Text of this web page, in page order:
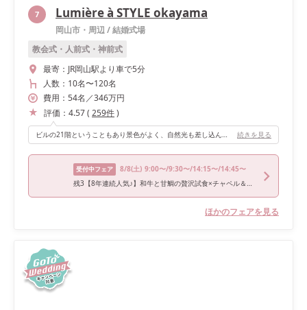
7
岡山市・周辺/結婚式場
Lumière à STYLE okayama
教会式・人前式・神前式
最寄： JR岡山駅より車で5分
人数： 10名〜120名
費用： 54名 ／346万円
評価： 4.57( 259件)
ビルの21階ということもあり景色がよく、自然光も差し込んでとてもよかったです！ 続きを見る
受付中フェア 8/8(土) 9:00〜/9:30〜/14:15〜/14:45〜
残3【8年連続人気♪】和牛と甘鯛の贅沢試食×チャペル＆ドレス体験
ほかのフェアを見る